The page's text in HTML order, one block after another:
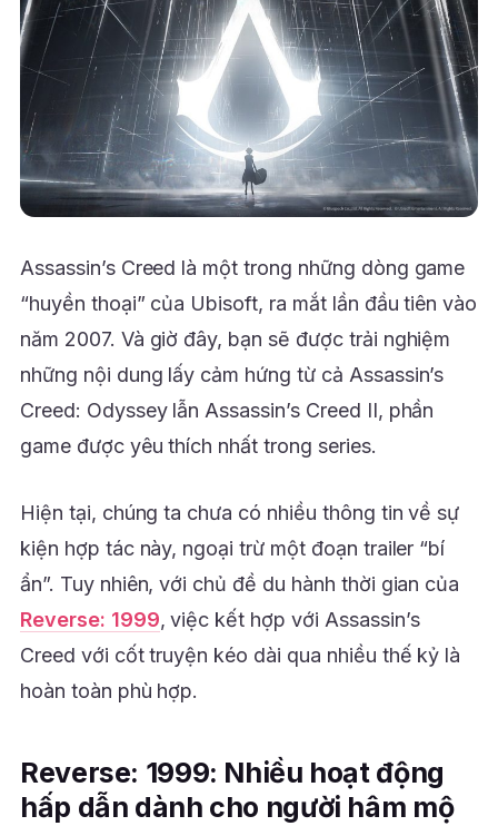
Assassin’s Creed là một trong những dòng game
“huyền thoại” của Ubisoft, ra mắt lần đầu tiên vào
năm 2007. Và giờ đây, bạn sẽ được trải nghiệm
những nội dung lấy cảm hứng từ cả Assassin’s
Creed: Odyssey lẫn Assassin’s Creed II, phần
game được yêu thích nhất trong series.
Hiện tại, chúng ta chưa có nhiều thông tin về sự
kiện hợp tác này, ngoại trừ một đoạn trailer “bí
ẩn”. Tuy nhiên, với chủ đề du hành thời gian của
Reverse: 1999, việc kết hợp với Assassin’s
Creed với cốt truyện kéo dài qua nhiều thế kỷ là
hoàn toàn phù hợp.
Reverse: 1999: Nhiều hoạt động
hấp dẫn dành cho người hâm mộ